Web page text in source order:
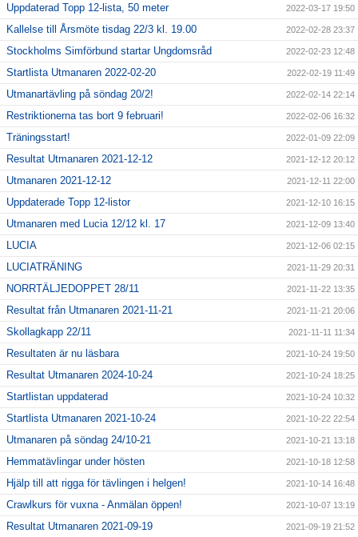
Uppdaterad Topp 12-lista, 50 meter 2022-03-17 19:50
Kallelse till Årsmöte tisdag 22/3 kl. 19.00 2022-02-28 23:37
Stockholms Simförbund startar Ungdomsråd 2022-02-23 12:48
Startlista Utmanaren 2022-02-20 2022-02-19 11:49
Utmanartävling på söndag 20/2! 2022-02-14 22:14
Restriktionerna tas bort 9 februari! 2022-02-06 16:32
Träningsstart! 2022-01-09 22:09
Resultat Utmanaren 2021-12-12 2021-12-12 20:12
Utmanaren 2021-12-12 2021-12-11 22:00
Uppdaterade Topp 12-listor 2021-12-10 16:15
Utmanaren med Lucia 12/12 kl. 17 2021-12-09 13:40
LUCIA 2021-12-06 02:15
LUCIATRÄNING 2021-11-29 20:31
NORRTÄLJEDOPPET 28/11 2021-11-22 13:35
Resultat från Utmanaren 2021-11-21 2021-11-21 20:06
Skollagkapp 22/11 2021-11-11 11:34
Resultaten är nu läsbara 2021-10-24 19:50
Resultat Utmanaren 2024-10-24 2021-10-24 18:25
Startlistan uppdaterad 2021-10-24 10:32
Startlista Utmanaren 2021-10-24 2021-10-22 22:54
Utmanaren på söndag 24/10-21 2021-10-21 13:18
Hemmatävlingar under hösten 2021-10-18 12:58
Hjälp till att rigga för tävlingen i helgen! 2021-10-14 16:48
Crawlkurs för vuxna - Anmälan öppen! 2021-10-07 13:19
Resultat Utmanaren 2021-09-19 2021-09-19 21:52